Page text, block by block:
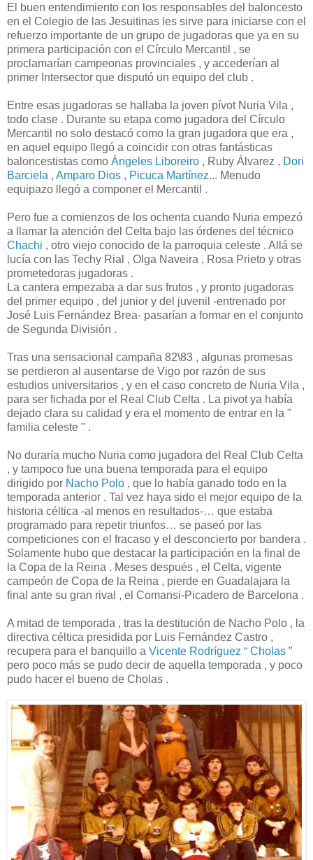
El buen entendimiento con los responsables del baloncesto
en el Colegio de las Jesuitinas les sirve para iniciarse con el
refuerzo importante de un grupo de jugadoras que ya en su
primera participación con el Círculo Mercantil , se
proclamarían campeonas provinciales , y accederían al
primer Intersector que disputó un equipo del club .
Entre esas jugadoras se hallaba la joven pívot Nuria Vila ,
todo clase . Durante su etapa como jugadora del Círculo
Mercantil no solo destacó como la gran jugadora que era ,
en aquel equipo llegó a coincidir con otras fantásticas
baloncestistas como Ángeles Liboreiro , Ruby Álvarez , Dori
Barciela , Amparo Dios , Picuca Martínez... Menudo
equipazo llegó a componer el Mercantil .
Pero fue a comienzos de los ochenta cuando Nuria empezó
a llamar la atención del Celta bajo las órdenes del técnico
Chachi , otro viejo conocido de la parroquia celeste . Allá se
lucía con las Techy Rial , Olga Naveira , Rosa Prieto y otras
prometedoras jugadoras .
La cantera empezaba a dar sus frutos , y pronto jugadoras
del primer equipo , del junior y del juvenil -entrenado por
José Luis Fernández Brea- pasarían a formar en el conjunto
de Segunda División .
Tras una sensacional campaña 82\83 , algunas promesas
se perdieron al ausentarse de Vigo por razón de sus
estudios universitarios , y en el caso concreto de Nuria Vila ,
para ser fichada por el Real Club Celta . La pivot ya había
dejado clara su calidad y era el momento de entrar en la "
familia celeste " .
No duraría mucho Nuria como jugadora del Real Club Celta
, y tampoco fue una buena temporada para el equipo
dirigido por Nacho Polo , que lo había ganado todo en la
temporada anterior . Tal vez haya sido el mejor equipo de la
historia céltica -al menos en resultados-… que estaba
programado para repetir triunfos… se paseó por las
competiciones con el fracaso y el desconcierto por bandera .
Solamente hubo que destacar la participación en la final de
la Copa de la Reina . Meses después , el Celta, vigente
campeón de Copa de la Reina , pierde en Guadalajara la
final ante su gran rival , el Comansi-Picadero de Barcelona .
A mitad de temporada , tras la destitución de Nacho Polo , la
directiva céltica presidida por Luis Fernández Castro ,
recupera para el banquillo a Vicente Rodríguez “ Cholas ”
pero poco más se pudo decir de aquella temporada , y poco
pudo hacer el bueno de Cholas .